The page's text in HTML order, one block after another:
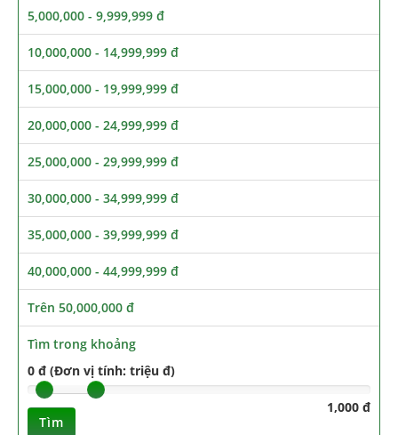
5,000,000 - 9,999,999 đ
10,000,000 - 14,999,999 đ
15,000,000 - 19,999,999 đ
20,000,000 - 24,999,999 đ
25,000,000 - 29,999,999 đ
30,000,000 - 34,999,999 đ
35,000,000 - 39,999,999 đ
40,000,000 - 44,999,999 đ
Trên 50,000,000 đ
Tìm trong khoảng
0 đ (Đơn vị tính: triệu đ)
1,000 đ
Tìm